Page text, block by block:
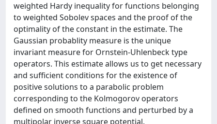
weighted Hardy inequality for functions belonging
to weighted Sobolev spaces and the proof of the
optimality of the constant in the estimate. The
Gaussian probablity measure is the unique
invariant measure for Ornstein-Uhlenbeck type
operators. This estimate allows us to get necessary
and sufficient conditions for the existence of
positive solutions to a parabolic problem
corresponding to the Kolmogorov operators
defined on smooth functions and perturbed by a
multipolar inverse square potential.